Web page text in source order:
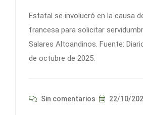
Estatal se involucró en la causa
francesa para solicitar
Salares Altoandinos. Fuente:
de octubre de 2025.
Sin comentarios 22/10/